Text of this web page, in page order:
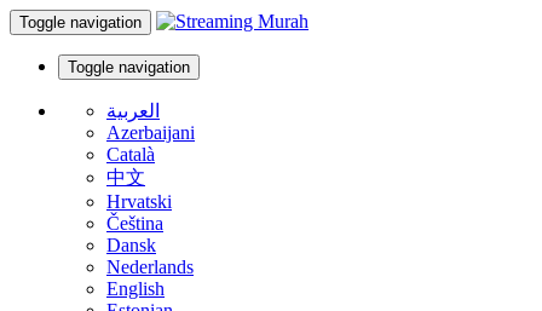
Toggle navigation
Toggle navigation
العربية
Azerbaijani
Català
中文
Hrvatski
Čeština
Dansk
Nederlands
English